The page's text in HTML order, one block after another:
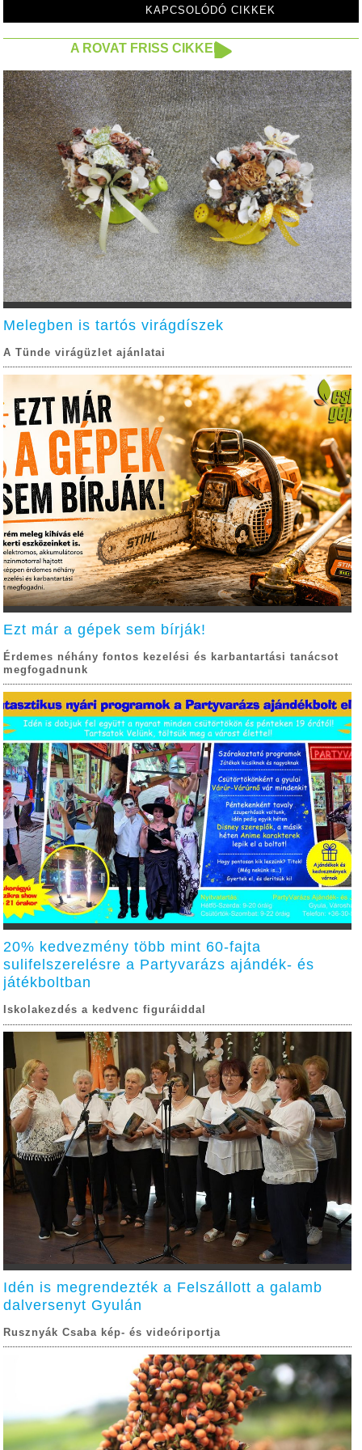
KAPCSOLÓDÓ CIKKEK
A ROVAT FRISS CIKKEI
Melegben is tartós virágdíszek
A Tünde virágüzlet ajánlatai
Ezt már a gépek sem bírják!
Érdemes néhány fontos kezelési és karbantartási tanácsot
megfogadnunk
20% kedvezmény több mint 60-fajta
sulifelszerelésre a Partyvarázs ajándék- és
játékboltban
Iskolakezdés a kedvenc figuráiddal
Idén is megrendezték a Felszállott a galamb
dalversenyt Gyulán
Rusznyák Csaba kép- és videóriportja